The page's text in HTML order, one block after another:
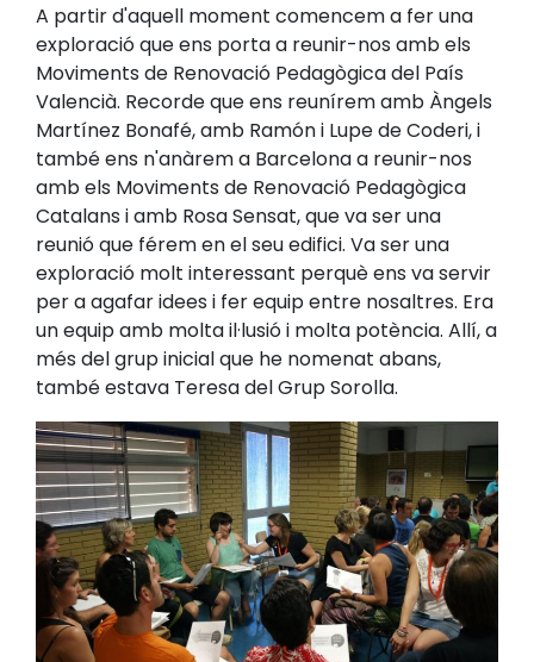
A partir d'aquell moment comencem a fer una
exploració que ens porta a reunir-nos amb els
Moviments de Renovació Pedagògica del País
Valencià. Recorde que ens reunírem amb Àngels
Martínez Bonafé, amb Ramón i Lupe de Coderi, i
també ens n'anàrem a Barcelona a reunir-nos
amb els Moviments de Renovació Pedagògica
Catalans i amb Rosa Sensat, que va ser una
reunió que férem en el seu edifici. Va ser una
exploració molt interessant perquè ens va servir
per a agafar idees i fer equip entre nosaltres. Era
un equip amb molta il·lusió i molta potència. Allí, a
més del grup inicial que he nomenat abans,
també estava Teresa del Grup Sorolla.